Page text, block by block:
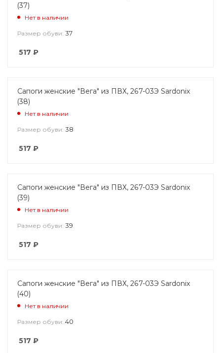
(37)
Нет в наличии
Размер обуви: 37
517 ₽
Сапоги женские "Вега" из ПВХ, 267-03Э Sardonix
(38)
Нет в наличии
Размер обуви: 38
517 ₽
Сапоги женские "Вега" из ПВХ, 267-03Э Sardonix
(39)
Нет в наличии
Размер обуви: 39
517 ₽
Сапоги женские "Вега" из ПВХ, 267-03Э Sardonix
(40)
Нет в наличии
Размер обуви: 40
517 ₽